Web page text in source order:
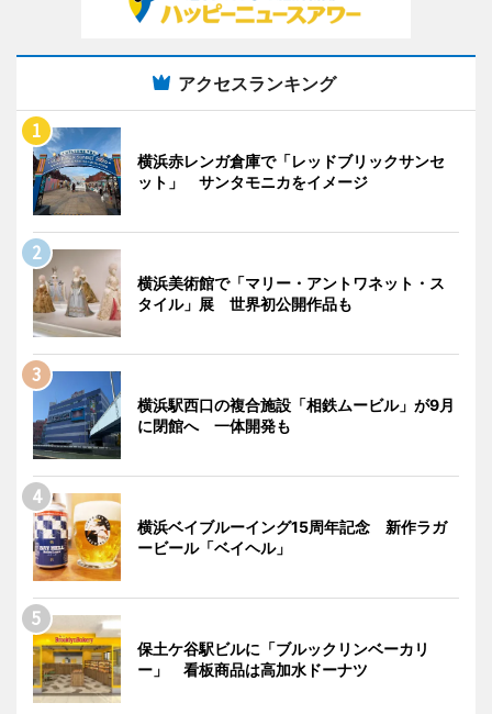
アクセスランキング
横浜赤レンガ倉庫で「レッドブリックサンセ
ット」 サンタモニカをイメージ
横浜美術館で「マリー・アントワネット・ス
タイル」展 世界初公開作品も
横浜駅西口の複合施設「相鉄ムービル」が9月
に閉館へ 一体開発も
横浜ベイブルーイング15周年記念 新作ラガ
ービール「ベイヘル」
保土ケ谷駅ビルに「ブルックリンベーカリ
ー」 看板商品は高加水ドーナツ